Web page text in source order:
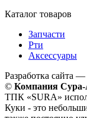
Каталог товаров
Запчасти
Рти
Аксессуары
Разработка сайта —
© Компания
ТПК «SURA»
Куки - это